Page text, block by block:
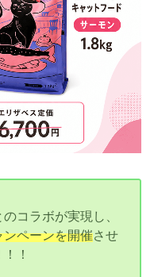
コラボが実現し、
ペーンを開催させ
！